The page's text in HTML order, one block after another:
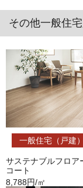
その他一般住宅
一般住宅（戸建
サステナブルフロア
コート
8,788円/㎡